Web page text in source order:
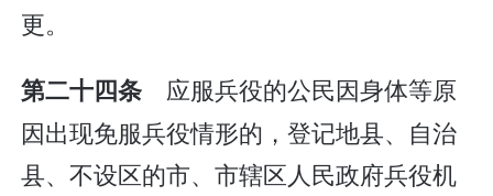
更。
第二十四条 应服兵役的公民因身体等原
因出现免服兵役情形的，登记地县、自治
县、不设区的市、市辖区人民政府兵役机